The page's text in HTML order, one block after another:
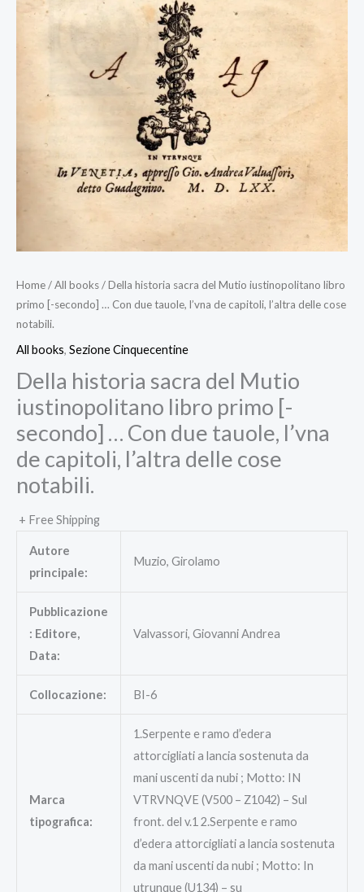
Home/All books/ Della historia sacra del Mutio iustinopolitano libro
primo [-secondo] … Con due tauole, l’vna de capitoli, l’altra delle cose
notabili.
All books, Sezione Cinquecentine
Della historia sacra del Mutio
iustinopolitano libro primo [-
secondo] … Con due tauole, l’vna
de capitoli, l’altra delle cose
notabili.
+ Free Shipping
Autore
principale:
Muzio, Girolamo
Pubblicazione
: Editore,
Data:
Valvassori, Giovanni Andrea
Collocazione: BI-6
Marca
tipografica:
1.Serpente e ramo d’edera
attorcigliati a lancia sostenuta da
mani uscenti da nubi ; Motto: IN
VTRVNQVE (V500 – Z1042) – Sul
front. del v.1 2.Serpente e ramo
d’edera attorcigliati a lancia sostenuta
da mani uscenti da nubi ; Motto: In
utrunque (U134) – su